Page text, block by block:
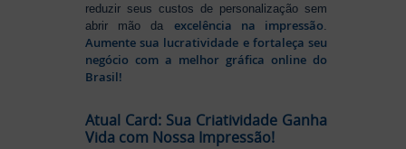
reduzir seus custos de personalização sem
abrir mão da excelência na impressão
Aumente sua lucratividade e fortaleça seu
negócio com a melhor gráfica online do
Brasil!
Atual Card: Sua Criatividade Ganha
Vida com Nossa Impressão!